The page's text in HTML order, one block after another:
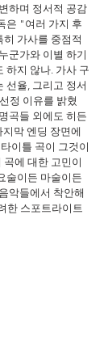
하며 정서적 공감
은 "여러 가지 후
가사를 중점적
군가와 이별 하기
하지 않나. 가사 구
선율, 그리고 정서
정 이유를 밝혔
곡들 외에도 히든
막 엔딩 장면에
이틀 곡이 그것이
에 대한 고민이
술이든 마술이든
악들에서 착안해
한 스포트라이트